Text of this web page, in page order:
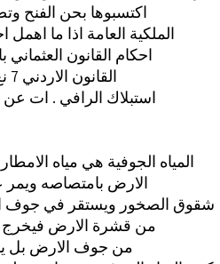
اكتسبوها بحن الفنح
الملكية العامة اذا ما
احكام القانون
القانون الاردني 7 نع تملكها الا بذلك الاذن ورب يكون طلب الاذن للتنظيم وحصرا لنزاعات لي
استبلاك الرافي . ات
المياه الجوفية هي مياه
الارض بامتصاصه ويمر
شقوق الصخور ويستقر في جوف
من قشرة الارض فيخرج
0 من جوف الارض بل